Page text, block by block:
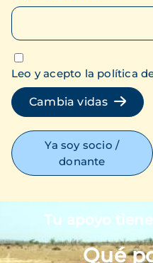
Leo y acepto la política
Cambia vidas
Ya soy socio /
donante
Tu apoyo
Qué